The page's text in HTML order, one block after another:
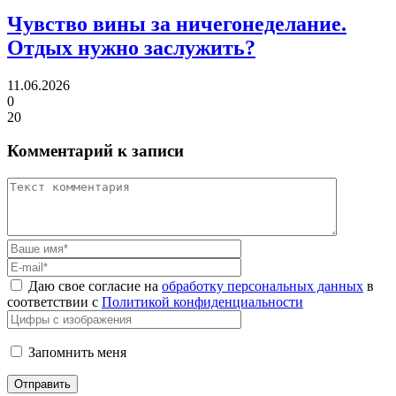
Чувство вины за ничегонеделание.
Отдых нужно заслужить?
11.06.2026
0
20
Комментарий к записи
Даю свое согласие на обработку персональных данных в
соответствии с Политикой конфиденциальности
Запомнить меня